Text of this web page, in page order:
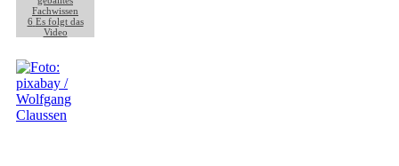
Fachwissen
6 Es folgt das
Video